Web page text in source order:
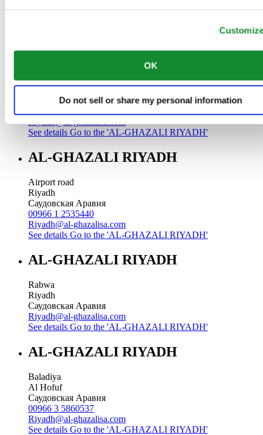
OK
Do not sell or share my personal information
00966 1 4561410
AL-GHAZALI RIYADH
Olaya
Саудовская Аравия
00966 1 4628858
Riyadh@al-ghazalisa.com
See details Go to the 'AL-GHAZALI RIYADH'
AL-GHAZALI RIYADH
Airport road
Riyadh
Саудовская Аравия
00966 1 2535440
Riyadh@al-ghazalisa.com
See details Go to the 'AL-GHAZALI RIYADH'
AL-GHAZALI RIYADH
Rabwa
Riyadh
Саудовская Аравия
Riyadh@al-ghazalisa.com
See details Go to the 'AL-GHAZALI RIYADH'
AL-GHAZALI RIYADH
Baladiya
Al Hofuf
Саудовская Аравия
00966 3 5860537
Riyadh@al-ghazalisa.com
See details Go to the 'AL-GHAZALI RIYADH'